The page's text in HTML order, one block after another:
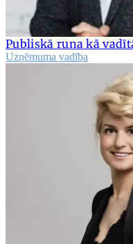
Publiskā runa kā
Uzņēmuma vadība